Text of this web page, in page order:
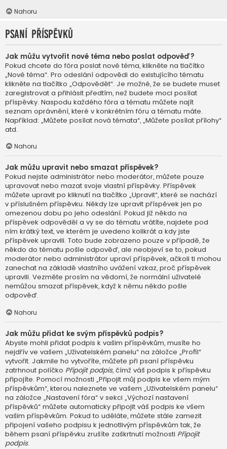
Nahoru
Psaní příspěvků
Jak můžu vytvořit nové téma nebo poslat odpověď?
Pokud chcete do fóra poslat nové téma, klikněte na tlačítko
„Nové téma“. Pro odeslání odpovědi do existujícího tématu
klikněte na tlačítko „Odpovědět“. Je možné, že se budete muset
zaregistrovat a přihlásit předtím, než budete moci posílat
příspěvky. Naspodu každého fóra a tématu můžete najít
seznam oprávnění, které v konkrétním fóru a tématu máte.
Například: „Můžete posílat nová témata“, „Můžete posílat přílohy“
atd.
Nahoru
Jak můžu upravit nebo smazat příspěvek?
Pokud nejste administrátor nebo moderátor, můžete pouze
upravovat nebo mazat svoje vlastní příspěvky. Příspěvek
můžete upravit po kliknutí na tlačítko „Upravit“, které se nachází
v příslušném příspěvku. Někdy lze upravit příspěvek jen po
omezenou dobu po jeho odeslání. Pokud již někdo na
příspěvek odpověděl a vy se do tématu vrátíte, najdete pod
ním krátký text, ve kterém je uvedeno kolikrát a kdy jste
příspěvek upravili. Toto bude zobrazeno pouze v případě, že
někdo do tématu pošle odpověď, ale neobjeví se to, pokud
moderátor nebo administrátor upraví příspěvek, ačkoli ti mohou
zanechat na základě vlastního uvážení vzkaz, proč příspěvek
upravili. Vezměte prosím na vědomí, že normální uživatelé
nemůžou smazat příspěvek, když k němu někdo pošle
odpověď.
Nahoru
Jak můžu přidat ke svým příspěvků podpis?
Abyste mohli přidat podpis k vašim příspěvkům, musíte ho
nejdřív ve vašem „Uživatelském panelu“ na záložce „Profil“
vytvořit. Jakmile ho vytvoříte, můžete při psaní příspěvku
zatrhnout políčko Připojit podpis, čímž váš podpis k příspěvku
připojíte. Pomocí možnosti „Připojit můj podpis ke všem mým
příspěvkům“, kterou naleznete ve vašem „Uživatelském panelu“
na záložce „Nastavení fóra“ v sekci „Výchozí nastavení
příspěvků“ můžete automaticky připojit váš podpis ke všem
vašim příspěvkům. Pokud to uděláte, můžete stále zamezit
připojení vašeho podpisu k jednotlivým příspěvkům tak, že
během psaní příspěvku zrušíte zaškrtnutí možnosti Připojit
podpis.